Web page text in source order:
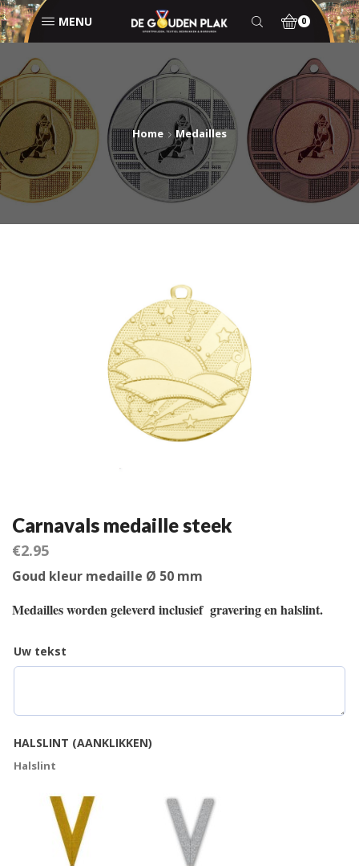
MENU 0
Home Medailles
Carnavals medaille steek
€2.95
Goud kleur medaille Ø 50 mm
Medailles worden geleverd inclusief gravering en halslint.
Uw tekst
HALSLINT (AANKLIKKEN)
Halslint